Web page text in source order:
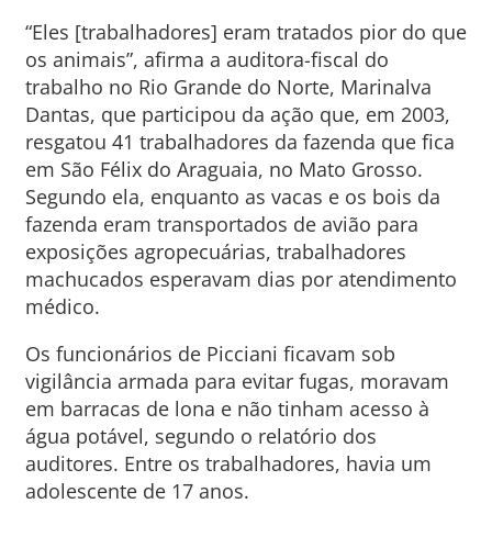
“Eles [trabalhadores] eram tratados pior do que
os animais”, afirma a auditora-fiscal do
trabalho no Rio Grande do Norte, Marinalva
Dantas, que participou da ação que, em 2003,
resgatou 41 trabalhadores da fazenda que fica
em São Félix do Araguaia, no Mato Grosso.
Segundo ela, enquanto as vacas e os bois da
fazenda eram transportados de avião para
exposições agropecuárias, trabalhadores
machucados esperavam dias por atendimento
médico.
Os funcionários de Picciani ficavam sob
vigilância armada para evitar fugas, moravam
em barracas de lona e não tinham acesso à
água potável, segundo o relatório dos
auditores. Entre os trabalhadores, havia um
adolescente de 17 anos.